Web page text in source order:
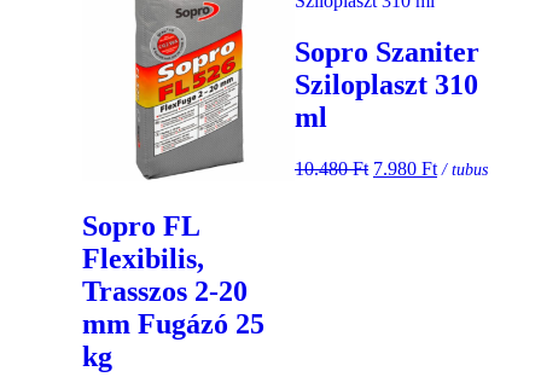
Sopro FL
Flexibilis,
Trasszos 2-20
mm Fugázó 25
kg
Sopro Szaniter
Sziloplaszt 310
ml
10.480Ft 7.980 Ft/ tubus